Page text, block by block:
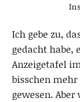
Ich gebe zu,
gedacht habe,
Anzeigetafel
bisschen
gewesen.